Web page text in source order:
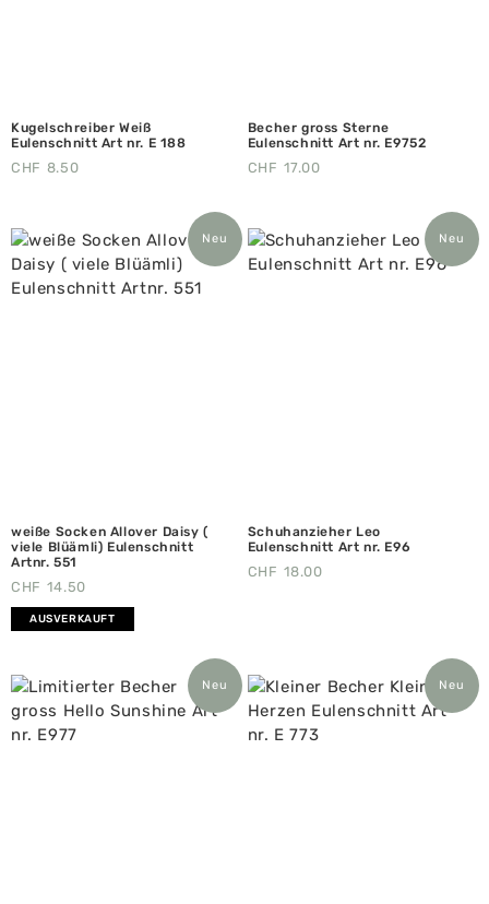
Kugelschreiber Weiß
Eulenschnitt Art nr. E 188
CHF 8.50
Becher gross Sterne
Eulenschnitt Art nr. E9752
CHF 17.00
Neu
weiße Socken Allover Daisy (
viele Blüämli) Eulenschnitt
Artnr. 551
CHF 14.50
AUSVERKAUFT
Neu
Schuhanzieher Leo
Eulenschnitt Art nr. E96
CHF 18.00
Neu Neu